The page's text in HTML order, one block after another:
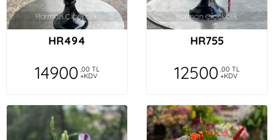
HR494
14900 ,00 TL
+KDV
HR755
12500 ,00 TL
+KDV